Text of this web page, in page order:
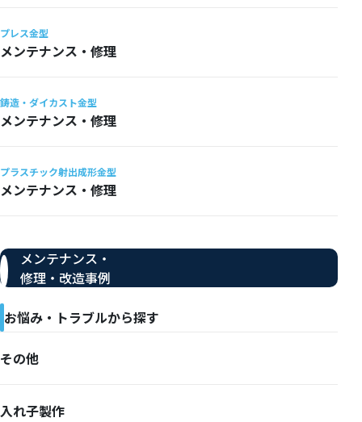
プレス金型
メンテナンス・修理
鋳造・ダイカスト金型
メンテナンス・修理
プラスチック射出成形金型
メンテナンス・修理
メンテナンス・
修理・改造事例
お悩み・トラブルから探す
その他
入れ子製作